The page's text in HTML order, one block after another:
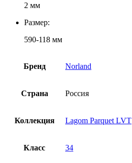
2 мм
Размер:
590-118 мм
Бренд Norland
Страна Россия
Коллекция Lagom Parquet LVT
Класс 34